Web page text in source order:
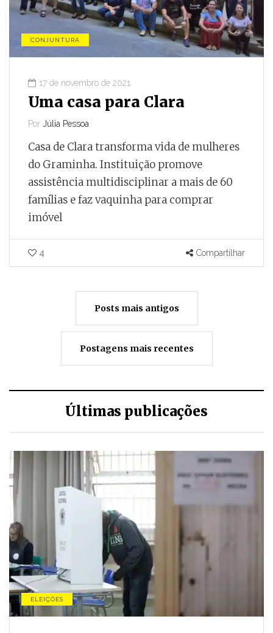
CONJUNTURA
17 de novembro de 2021
Uma casa para Clara
Por Júlia Pessoa
Casa de Clara transforma vida de mulheres
do Graminha. Instituição promove
assistência multidisciplinar a mais de 60
famílias e faz vaquinha para comprar
imóvel
4 Compartilhar
Posts mais antigos
Postagens mais recentes
Últimas publicações
ELEIÇÕES